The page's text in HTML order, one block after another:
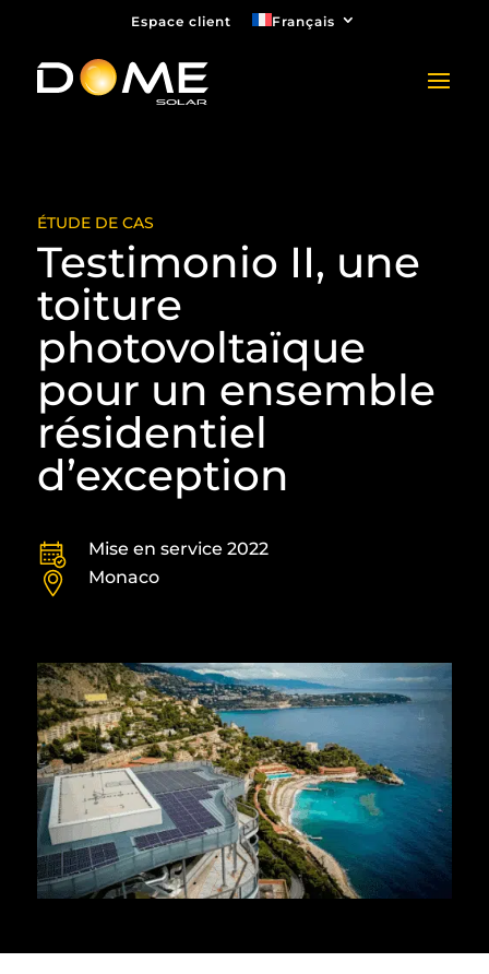
Espace client Français
ÉTUDE DE CAS
Testimonio II, une
toiture
photovoltaïque
pour un ensemble
résidentiel
d’exception
Mise en service 2022
Monaco